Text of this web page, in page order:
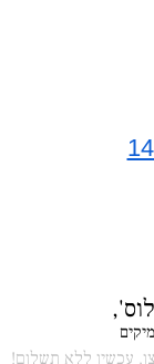
עכשיו ללא תשלום!